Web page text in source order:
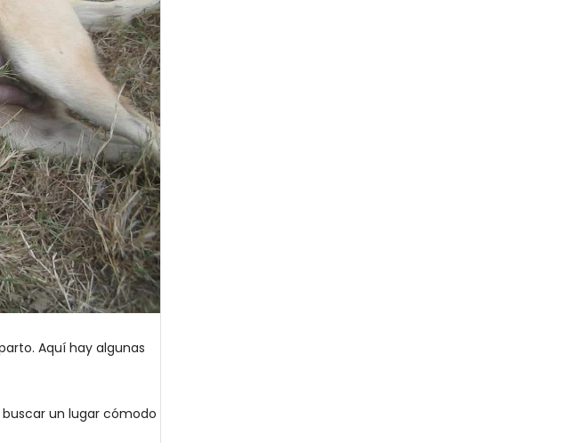
Aquí hay algunas
un lugar cómodo